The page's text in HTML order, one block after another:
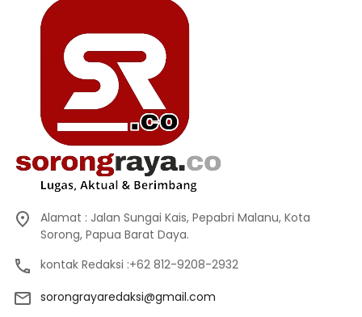
Alamat : Jalan Sungai Kais, Pepabri Malanu, Kota
Sorong, Papua Barat Daya.
kontak Redaksi :+62 812-9208-2932
sorongrayaredaksi@gmail.com